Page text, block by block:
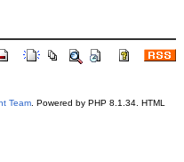
Team. Powered by PHP 8.1.34. HTML